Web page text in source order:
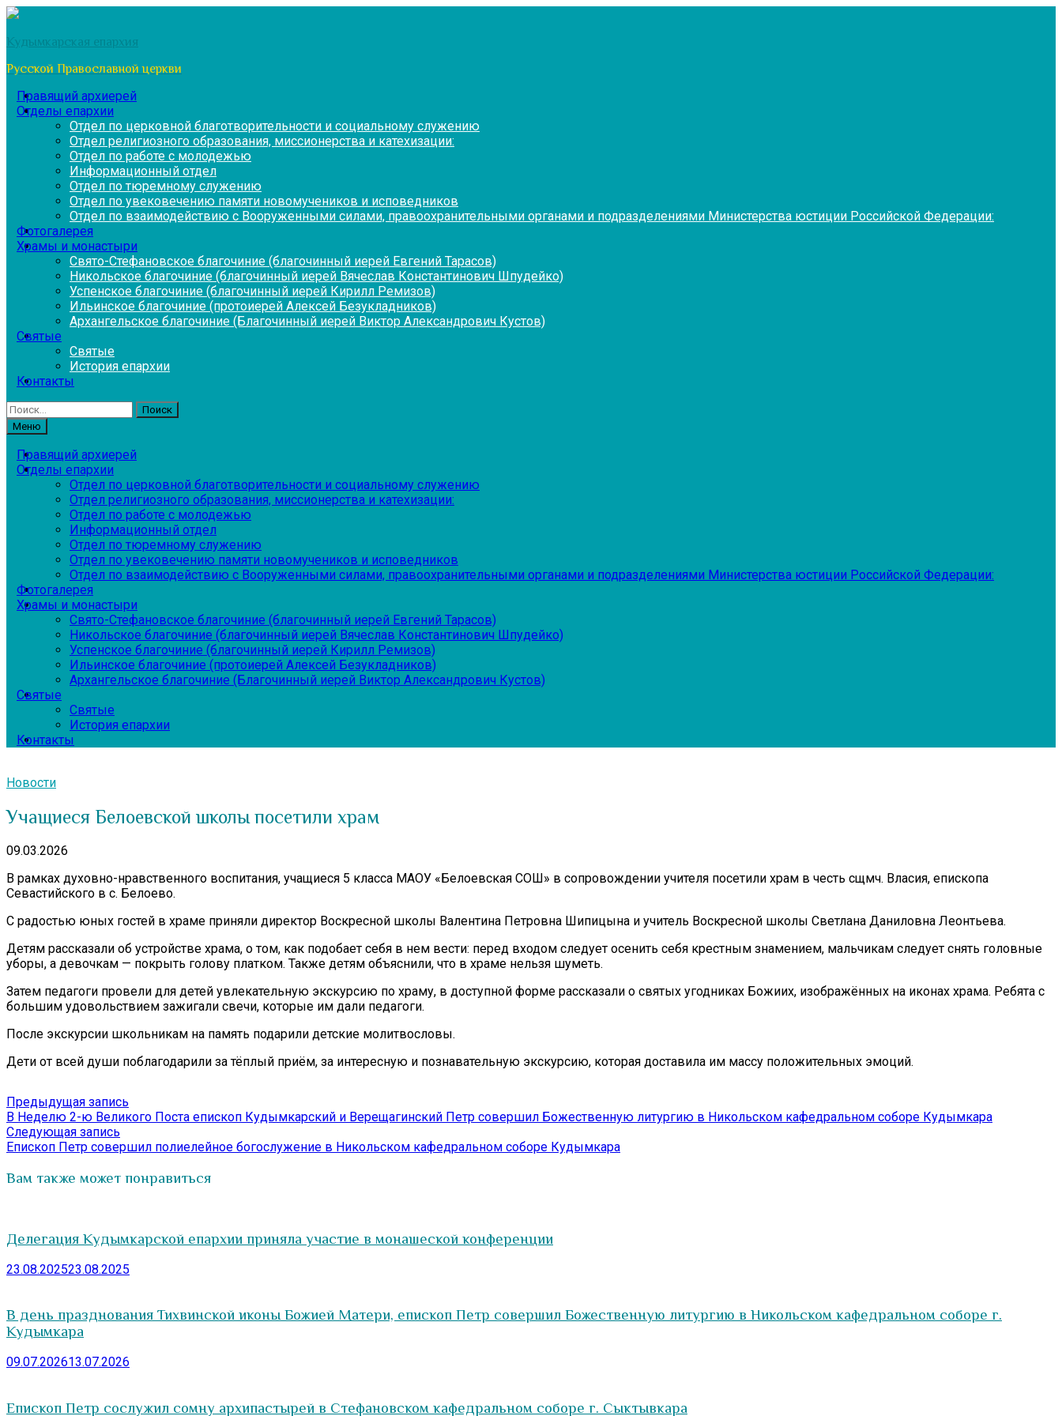
Перейти
содержимому
Кудымкарская епархия
Русской Православной церкви
Правящий архиерей
Отделы епархии
Отдел по церковной благотворительности и социальному служению
Отдел религиозного образования, миссионерства и катехизации:
Отдел по работе с молодежью
Информационный отдел
Отдел по тюремному служению
Отдел по увековечению памяти новомучеников и исповедников
Отдел по взаимодействию с Вооруженными силами, правоохранительными органами и подразделениями Министерства юстиции Российской Федерации:
Фотогалерея
Храмы и монастыри
Свято-Стефановское благочиние (благочинный иерей Евгений Тарасов)
Никольское благочиние (благочинный иерей Вячеслав Константинович Шпудейко)
Успенское благочиние (благочинный иерей Кирилл Ремизов)
Ильинское благочиние (протоиерей Алексей Безукладников)
Архангельское благочиние (Благочинный иерей Виктор Александрович Кустов)
Святые
Святые
История епархии
Контакты
Найти:
Меню
Правящий архиерей
Отделы епархии
Отдел по церковной благотворительности и социальному служению
Отдел религиозного образования, миссионерства и катехизации:
Отдел по работе с молодежью
Информационный отдел
Отдел по тюремному служению
Отдел по увековечению памяти новомучеников и исповедников
Отдел по взаимодействию с Вооруженными силами, правоохранительными органами и подразделениями Министерства юстиции Российской Федерации:
Фотогалерея
Храмы и монастыри
Свято-Стефановское благочиние (благочинный иерей Евгений Тарасов)
Никольское благочиние (благочинный иерей Вячеслав Константинович Шпудейко)
Успенское благочиние (благочинный иерей Кирилл Ремизов)
Ильинское благочиние (протоиерей Алексей Безукладников)
Архангельское благочиние (Благочинный иерей Виктор Александрович Кустов)
Святые
Святые
История епархии
Контакты
Новости
Учащиеся Белоевской школы посетили храм
09.03.2026
В рамках духовно-нравственного воспитания, учащиеся 5 класса МАОУ «Белоевская СОШ» в сопровождении учителя посетили храм в честь сщмч. Власия, епископа
Севастийского в с. Белоево.
С радостью юных гостей в храме приняли директор Воскресной школы Валентина Петровна Шипицына и учитель Воскресной школы Светлана Даниловна Леонтьева.
Детям рассказали об устройстве храма, о том, как подобает себя в нем вести: перед входом следует осенить себя крестным знамением, мальчикам следует снять головные
уборы, а девочкам — покрыть голову платком. Также детям объяснили, что в храме нельзя шуметь.
Затем педагоги провели для детей увлекательную экскурсию по храму, в доступной форме рассказали о святых угодниках Божиих, изображённых на иконах храма. Ребята с
большим удовольствием зажигали свечи, которые им дали педагоги.
После экскурсии школьникам на память подарили детские молитвословы.
Дети от всей души поблагодарили за тёплый приём, за интересную и познавательную экскурсию, которая доставила им массу положительных эмоций.
Навигация
по
записям
Предыдущая запись
запись:
В Неделю 2-ю Великого Поста епископ Кудымкарский и Верещагинский Петр совершил Божественную литургию в Никольском кафедральном соборе Кудымкара
Следующая запись
запись:
Епископ Петр совершил полиелейное богослужение в Никольском кафедральном соборе Кудымкара
Вам также может понравиться
Делегация Кудымкарской епархии приняла участие в монашеской конференции
23.08.202523.08.2025
В день празднования Тихвинской иконы Божией Матери, епископ Петр совершил Божественную литургию в Никольском кафедральном соборе г.
Кудымкара
09.07.202613.07.2026
Епископ Петр сослужил сомну архипастырей в Стефановском кафедральном соборе г. Сыктывкара